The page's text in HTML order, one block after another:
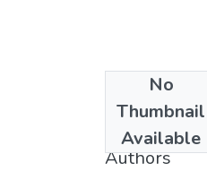
No
Thumbnail
Available
1986
Authors